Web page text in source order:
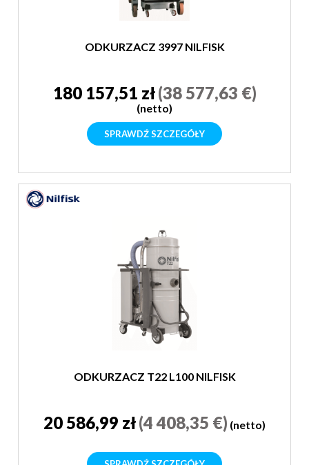
ODKURZACZ 3997 NILFISK
180 157,51 zł(38 577,63 €)
(netto)
SPRAWDŹ SZCZEGÓŁY
ODKURZACZ T22 L100 NILFISK
20 586,99 zł(4 408,35 €) (netto)